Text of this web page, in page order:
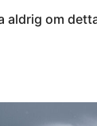
aldrig om